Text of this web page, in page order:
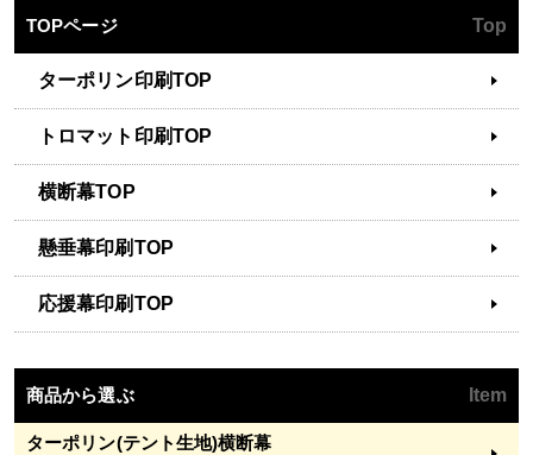
TOPページ Top
ターポリン印刷TOP
トロマット印刷TOP
横断幕TOP
懸垂幕印刷TOP
応援幕印刷TOP
商品から選ぶ Item
ターポリン(テント生地)横断幕